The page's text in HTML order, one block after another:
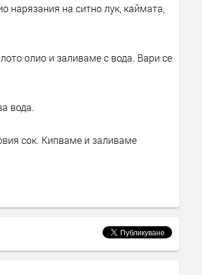
нарязания на ситно лук, каймата,
олио и заливаме с вода. Вари се
вода.
сок. Кипваме и заливаме